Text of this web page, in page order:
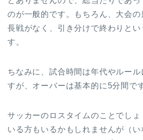
のが一般的です。もちろん、大会
長戦がなく、引き分けで終わりとい
す。
ちなみに、試合時間は年代やルール
すが、オーバーは基本的に5分間で
サッカーのロスタイムのことでしょ
いる方もいるかもしれませんが（い